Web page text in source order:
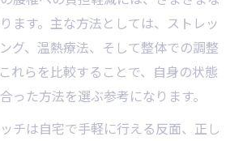
ます。主な方法としては、ストレッ
グ、温熱療法、そして整体での調整
れらを比較することで、自身の状態
った方法を選ぶ参考になります。
チは自宅で手軽に行える反面、正し